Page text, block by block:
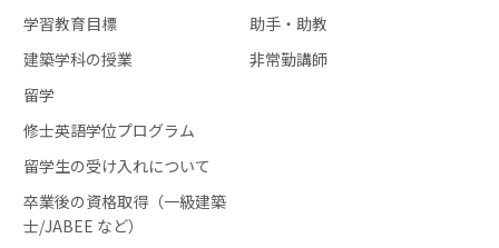
学習教育目標
建築学科の授業
留学
修士英語学位プログラム
留学生の受け入れについて
卒業後の資格取得（一級建築
士/JABEE など）
助手・助教
非常勤講師